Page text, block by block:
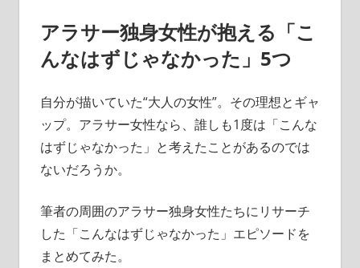
アラサー独身女性が抱える「こ
んなはずじゃなかった」5つ
自分が描いていた“大人の女性”。その理想とギャ
ップ。アラサー女性なら、誰しも1度は「こんな
はずじゃなかった」と考えたことがあるのでは
ないだろうか。
筆者の周囲のアラサー独身女性たちにリサーチ
した「こんなはずじゃなかった」エピソードを
まとめてみた。